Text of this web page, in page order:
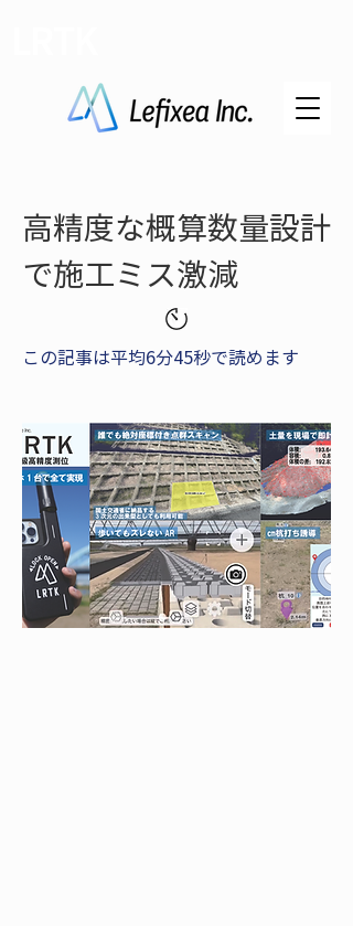
高精度な概算数量設計
で施工ミス激減
この記事は平均6分45秒で読めます